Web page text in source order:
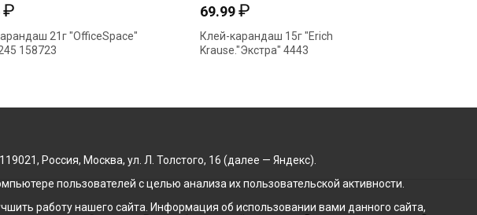
₽
21г "OfficeSpace"
158723
69.99₽
Клей-карандаш 15г "Erich
Krause."Экстра" 4443
Россия, Москва, ул. Л. Толстого, 16 (далее — Яндекс).
пользователей с целью анализа их пользовательской активности.
работу нашего сайта. Информация об использовании вами данного сайта,